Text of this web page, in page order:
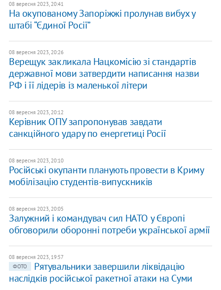
08 вересня 2023, 20:41
На окупованому Запоріжжі пролунав вибух у
штабі “Єдиної Росії”
08 вересня 2023, 20:26
Верещук закликала Нацкомісію зі стандартів
державної мови затвердити написання назви
РФ і її лідерів із маленької літери
08 вересня 2023, 20:12
Керівник ОПУ запропонував завдати
санкційного удару по енергетиці Росії
08 вересня 2023, 20:10
Російські окупанти планують провести в Криму
мобілізацію студентів-випускників
08 вересня 2023, 20:05
Залужний і командувач сил НАТО у Європі
обговорили оборонні потреби української армії
08 вересня 2023, 19:57
ФОТО
Рятувальники завершили ліквідацію
наслідків російської ракетної атаки на Суми